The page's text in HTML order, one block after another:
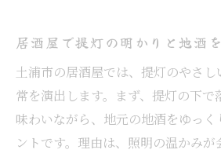
居酒屋で提灯の明かりと地酒
土浦市の居酒屋では、提灯のやさ
常を演出します。まず、提灯の下で
味わいながら、地元の地酒をゆっく
ントです。理由は、照明の温かみが